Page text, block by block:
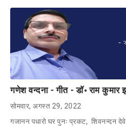
गणेश वन्दना - गीत - डॉ॰ राम कुमार
सोमवार, अगस्त 29, 2022
गजानन पधारो घर पुनः प्रकट, शिवनन्दन